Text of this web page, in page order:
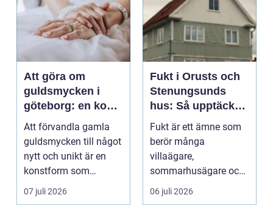
Att göra om
guldsmycken i
göteborg: en konst
att förnya det
gamla
Att förvandla gamla
guldsmycken till något
nytt och unikt är en
konstform som
kombinerar
traditionel...
07 juli 2026
Fukt i Orusts och
Stenungsunds
hus: Så upptäcker
och åtgärdar du
problemet
Fukt är ett ämne som
berör många
villaägare,
sommarhusägare och
bosta...
06 juli 2026